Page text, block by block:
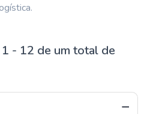
- 12 de um total de